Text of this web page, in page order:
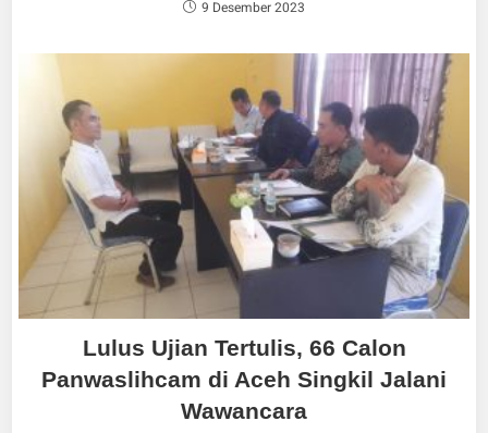
9 Desember 2023
Lulus Ujian Tertulis, 66 Calon
Panwaslihcam di Aceh Singkil Jalani
Wawancara